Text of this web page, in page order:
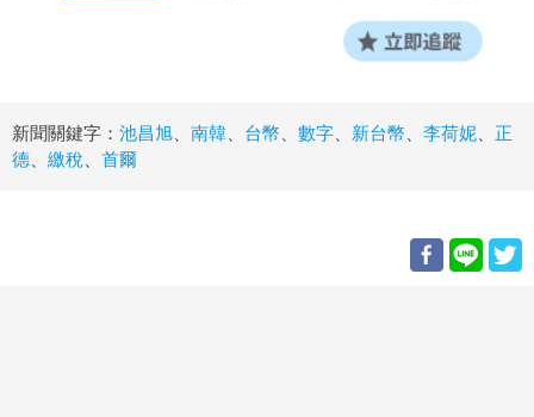
新聞關鍵字： 池昌旭 南韓 台幣 數字 新台幣 李荷妮
正
德
繳稅 首爾